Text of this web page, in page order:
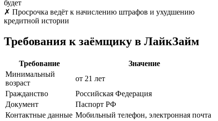
будет
✗ Просрочка ведёт к начислению штрафов и ухудшению
кредитной истории
Требования к заёмщику в ЛайкЗайм
Требование
Значение
Минимальный
возраст
от 21 лет
Гражданство
Российская Федерация
Документ
Паспорт РФ
Контактные данные Мобильный телефон, электронная почта